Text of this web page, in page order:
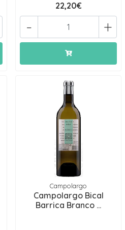
22,20€
+
-
Campolargo
Campolargo Bical
Barrica Branco ...